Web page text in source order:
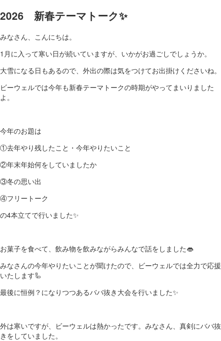
2026 新春テーマトーク✨
みなさん、こんにちは。
1月に入って寒い日が続いていますが、いかがお過ごしでしょうか。
大雪になる日もあるので、外出の際は気をつけてお出掛けくださいね。
ビーウェルでは今年も新春テーマトークの時期がやってまいりました
よ。
今年のお題は
①去年やり残したこと・今年やりたいこと
②年末年始何をしていましたか
③冬の思い出
④フリートーク
の4本立てで行いました✨
お菓子を食べて、飲み物を飲みながらみんなで話をしました👄
みなさんの今年やりたいことが聞けたので、ビーウェルでは全力で応援
いたします🦾
最後に恒例？になりつつあるババ抜き大会を行いました✨
外は寒いですが、ビーウェルは熱かったです。みなさん、真剣にババ抜
きをしていました。